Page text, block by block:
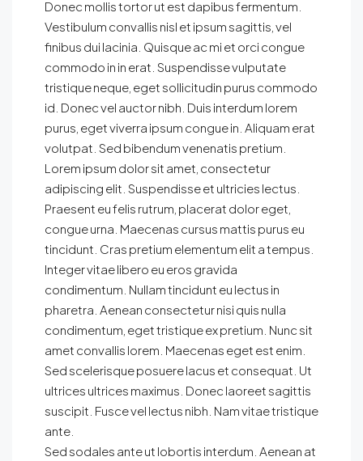
Donec mollis tortor ut est dapibus fermentum.
Vestibulum convallis nisl et ipsum sagittis, vel
finibus dui lacinia. Quisque ac mi et orci congue
commodo in in erat. Suspendisse vulputate
tristique neque, eget sollicitudin purus commodo
id. Donec vel auctor nibh. Duis interdum lorem
purus, eget viverra ipsum congue in. Aliquam erat
volutpat. Sed bibendum venenatis pretium.
Lorem ipsum dolor sit amet, consectetur
adipiscing elit. Suspendisse et ultricies lectus.
Praesent eu felis rutrum, placerat dolor eget,
congue urna. Maecenas cursus mattis purus eu
tincidunt. Cras pretium elementum elit a tempus.
Integer vitae libero eu eros gravida
condimentum. Nullam tincidunt eu lectus in
pharetra. Aenean consectetur nisi quis nulla
condimentum, eget tristique ex pretium. Nunc sit
amet convallis lorem. Maecenas eget est enim.
Sed scelerisque posuere lacus et consequat. Ut
ultrices ultrices maximus. Donec laoreet sagittis
suscipit. Fusce vel lectus nibh. Nam vitae tristique
ante.
Sed sodales ante ut lobortis interdum. Aenean at